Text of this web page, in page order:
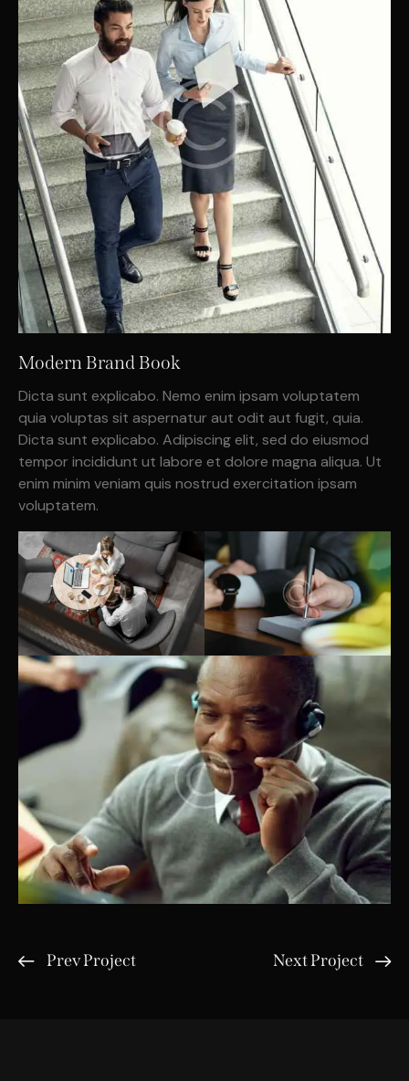
Modern Brand Book
Dicta sunt explicabo. Nemo enim ipsam voluptatem
quia voluptas sit aspernatur aut odit aut fugit, quia.
Dicta sunt explicabo. Adipiscing elit, sed do eiusmod
tempor incididunt ut labore et dolore magna aliqua. Ut
enim minim veniam quis nostrud exercitation ipsam
voluptatem.
Prev Project Next Project